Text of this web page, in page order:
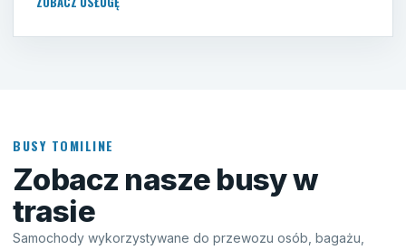
BUSY TOMILINE
Zobacz nasze busy w
trasie
Samochody wykorzystywane do przewozu osób, bagażu,